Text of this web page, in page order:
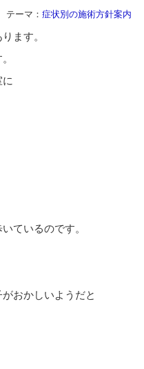
テーマ： 症状別の施術方針案内
ます。
ているのです。
おかしいようだと